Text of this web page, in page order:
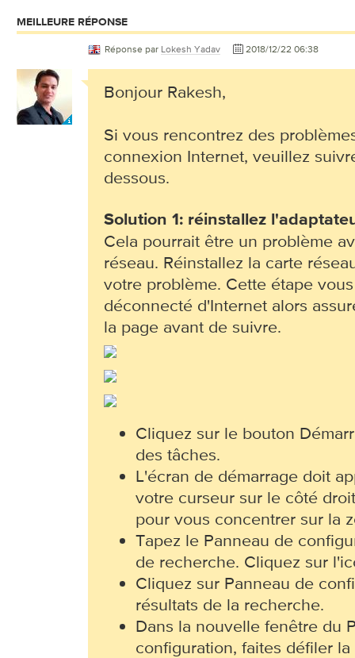
MEILLEURE RÉPONSE
Réponse par Lokesh Yadav 2018/12/22 06:38
Bonjour Rakesh,
Si vous rencontrez des
connexion Internet, veuillez
dessous.
Solution 1: réinstallez
Cela pourrait être un problème
réseau. Réinstallez la carte
votre problème. Cette étape
déconnecté d'Internet alors
la page avant de suivre.
Cliquez sur le bouton
des tâches.
L'écran de démarrage doit
votre curseur sur le côté
pour vous concentrer sur la
Tapez le Panneau de
de recherche. Cliquez sur
Cliquez sur Panneau de
résultats de la recherche.
Dans la nouvelle fenêtre du
configuration, faites défiler